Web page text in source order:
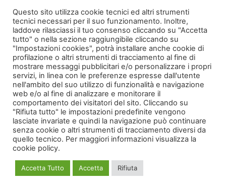
Seguici anche su
Informativa Trattamento Dati
Creato da Multi Service Casa H24 | Web Copyrights © 2020 | Tutti i diritti
riservati. | Partita Iva: 02493430066 | E-mail: multiservicecasah24@virgilio.it
Questo sito utilizza cookie tecnici ed altri strumenti
tecnici necessari per il suo funzionamento. Inoltre,
laddove rilasciassi il tuo consenso cliccando su "Accetta
tutto" o nella sezione raggiungibile cliccando su
"Impostazioni cookies", potrà installare anche cookie di
profilazione o altri strumenti di tracciamento al fine di
mostrare messaggi pubblicitari e/o personalizzare i propri
servizi, in linea con le preferenze espresse dall'utente
nell'ambito del suo utilizzo di funzionalità e navigazione
web e/o al fine di analizzare e monitorare il
comportamento dei visitatori del sito. Cliccando su
"Rifiuta tutto" le impostazioni predefinite vengono
lasciate invariate e quindi la navigazione può continuare
senza cookie o altri strumenti di tracciamento diversi da
quello tecnico. Per maggiori informazioni visualizza la
cookie policy.
Accetta Tutto Accetta Rifiuta